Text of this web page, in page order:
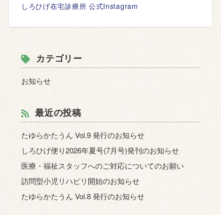
しろひげ在宅診療所 公式Instagram
カテゴリー
お知らせ
最近の投稿
たゆらかたうん Vol.9 発行のお知らせ
しろひげ便り2026年夏号(7月号)発刊のお知らせ
医療・福祉スタッフへのご対応についてのお願い
訪問型小児リハビリ開始のお知らせ
たゆらかたうん Vol.8 発行のお知らせ